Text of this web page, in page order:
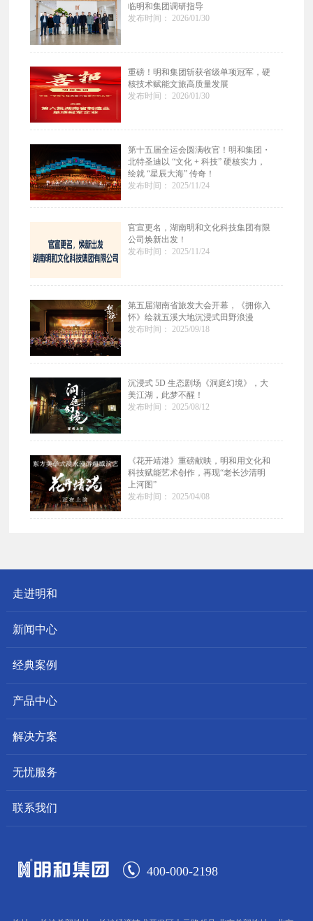
临明和集团调研指导
发布时间： 2026/01/30
重磅！明和集团斩获省级单项冠军，硬
核技术赋能文旅高质量发展
发布时间： 2026/01/30
第十五届全运会圆满收官！明和集团・
北特圣迪以 “文化 + 科技” 硬核实力，
绘就 “星辰大海” 传奇！
发布时间： 2025/11/24
官宣更名，湖南明和文化科技集团有限
公司焕新出发！
发布时间： 2025/11/24
第五届湖南省旅发大会开幕，《拥你入
怀》绘就五溪大地沉浸式田野浪漫
发布时间： 2025/09/18
沉浸式 5D 生态剧场《洞庭幻境》，大
美江湖，此梦不醒！
发布时间： 2025/08/12
《花开靖港》重磅献映，明和用文化和
科技赋能艺术创作，再现“老长沙清明
上河图”
发布时间： 2025/04/08
走进明和
新闻中心
经典案例
产品中心
解决方案
无忧服务
联系我们
400-000-2198